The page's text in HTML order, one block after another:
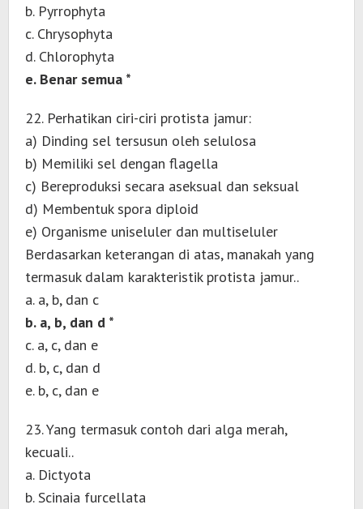
b. Pyrrophyta
c. Chrysophyta
d. Chlorophyta
e. Benar semua *
22. Perhatikan ciri-ciri protista jamur:
a) Dinding sel tersusun oleh selulosa
b) Memiliki sel dengan flagella
c) Bereproduksi secara aseksual dan seksual
d) Membentuk spora diploid
e) Organisme uniseluler dan multiseluler
Berdasarkan keterangan di atas, manakah yang
termasuk dalam karakteristik protista jamur..
a. a, b, dan c
b. a, b, dan d *
c. a, c, dan e
d. b, c, dan d
e. b, c, dan e
23. Yang termasuk contoh dari alga merah,
kecuali..
a. Dictyota
b. Scinaia furcellata